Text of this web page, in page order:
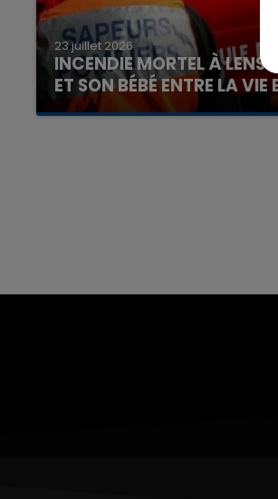
23 juillet 2026
INCENDIE MORTEL À LENS :
ET SON BÉBÉ ENTRE LA VIE
Un homme s'est immolé par le